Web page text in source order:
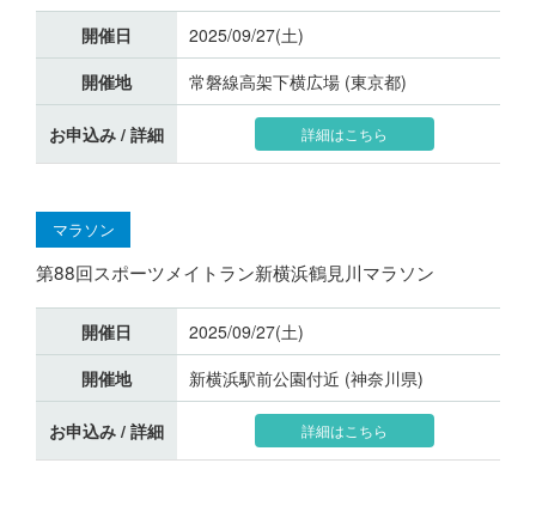
開催日
2025/09/27(土)
開催地
常磐線高架下横広場 (東京都)
お申込み / 詳細 詳細はこちら
マラソン
第88回スポーツメイトラン新横浜鶴見川マラソン
開催日
2025/09/27(土)
開催地
新横浜駅前公園付近 (神奈川県)
お申込み / 詳細 詳細はこちら